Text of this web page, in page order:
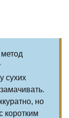
сухих
но
коротким